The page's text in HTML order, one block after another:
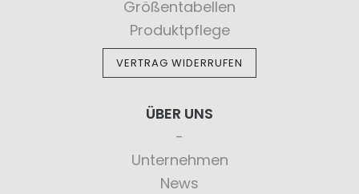
Größentabellen
Produktpflege
VERTRAG WIDERRUFEN
ÜBER UNS
Unternehmen
News